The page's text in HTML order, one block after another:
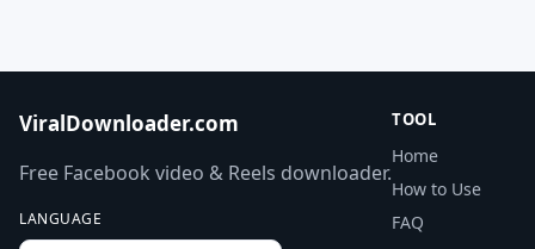
ViralDownloader.com
Free Facebook video & Reels downloader.
LANGUAGE
TOOL
Home
How to Use
FAQ